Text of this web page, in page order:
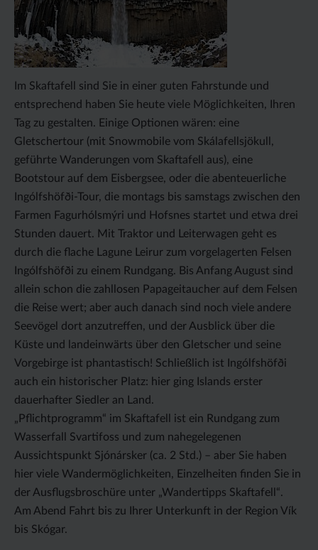
Im Skaftafell sind Sie in einer guten Fahrstunde und
entsprechend haben Sie heute viele Möglichkeiten, Ihren
Tag zu gestalten. Einige Optionen wären: eine
Gletschertour (mit Snowmobile vom Skálafellsjökull,
geführte Wanderungen vom Skaftafell aus), eine
Bootstour auf dem Eisbergsee, oder die abenteuerliche
Ingólfshöfði-Tour, die montags bis samstags zwischen den
Farmen Fagurhólsmýri und Hofsnes startet und etwa drei
Stunden dauert. Mit Traktor und Leiterwagen geht es
durch die flache Lagune Leirur zum vorgelagerten Felsen
Ingólfshöfði zu einem Rundgang. Bis Anfang August sind
allein schon die zahllosen Papageitaucher auf dem Felsen
die Reise wert; aber auch danach sind noch viele andere
Seevögel dort anzutreffen, und der Ausblick über die
Küste und landeinwärts über den Gletscher und seine
Vorgebirge ist phantastisch! Schließlich ist Ingólfshöfði
auch ein historischer Platz: hier ging Islands erster
dauerhafter Siedler an Land.
„Pflichtprogramm“ im Skaftafell ist ein Rundgang zum
Wasserfall Svartifoss und zum nahegelegenen
Aussichtspunkt Sjónársker (ca. 2 Std.) – aber Sie haben
hier viele Wandermöglichkeiten, Einzelheiten finden Sie in
der Ausflugsbroschüre unter „Wandertipps Skaftafell“.
Am Abend Fahrt bis zu Ihrer Unterkunft in der Region Vík
bis Skógar.